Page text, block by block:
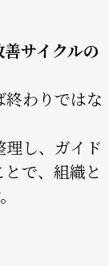
サイクルの
わりではな
し、ガイド
で、組織と